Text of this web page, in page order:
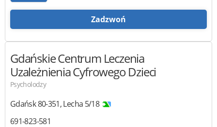
Zadzwoń
Gdańskie Centrum Leczenia
Uzależnienia Cyfrowego Dzieci
Psycholodzy
Gdańsk80-351,Lecha 5/18
691-823-581